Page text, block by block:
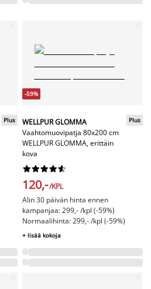
Plus
-59%
WELLPUR GLOMMA
Vaahtomuovipatja 80x200 cm
WELLPUR GLOMMA, erittäin
kova
Plus






120,-/KPL
Alin 30 päivän hinta ennen
kampanjaa: 299,- /kpl (-59%)
Normaalihinta: 299,- /kpl (-59%)
+ lisää kokoja